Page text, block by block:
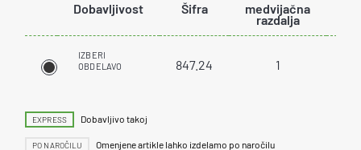
Dobavljivost Šifra medvijačna
razdalja
IZBERI
OBDELAVO
847.24 1
EXPRESS Dobavljivo takoj
PO NAROČILU Omenjene artikle lahko izdelamo po naročilu